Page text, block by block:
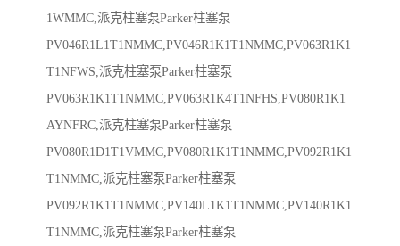
1WMMC,派克柱塞泵Parker柱塞泵
PV046R1L1T1NMMC,PV046R1K1T1NMMC,PV063R1K1
T1NFWS,派克柱塞泵Parker柱塞泵
PV063R1K1T1NMMC,PV063R1K4T1NFHS,PV080R1K1
AYNFRC,派克柱塞泵Parker柱塞泵
PV080R1D1T1VMMC,PV080R1K1T1NMMC,PV092R1K1
T1NMMC,派克柱塞泵Parker柱塞泵
PV092R1K1T1NMMC,PV140L1K1T1NMMC,PV140R1K1
T1NMMC,派克柱塞泵Parker柱塞泵